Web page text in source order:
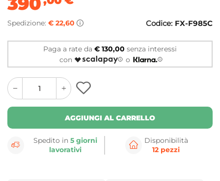
Spedizione: € 22,60 Codice: FX-F985C
Paga a rate da € 130,00 senza interessi
con
o
quantity
button
quantity
minus
button
AGGIUNGI AL CARRELLO
Spedito in5 giorni
lavorativi
Disponibilità
12 pezzi